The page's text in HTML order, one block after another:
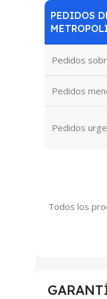
PEDIDOS
Pedidos
Pedidos
Pedidos
Todos los